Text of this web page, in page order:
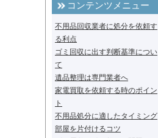
コンテンツメニュー
不用品回収業者に処分を依頼す
る利点
ゴミ回収に出す判断基準につい
て
遺品整理は専門業者へ
家電買取を依頼する時のポイン
ト
不用品処分に適したタイミング
部屋を片付けるコツ